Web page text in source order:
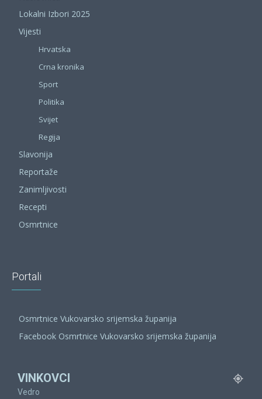
Lokalni Izbori 2025
Vijesti
Hrvatska
Crna kronika
Sport
Politika
Svijet
Regija
Slavonija
Reportaže
Zanimljivosti
Recepti
Osmrtnice
Portali
Osmrtnice Vukovarsko srijemska županija
Facebook Osmrtnice Vukovarsko srijemska županija
VINKOVCI
Vedro